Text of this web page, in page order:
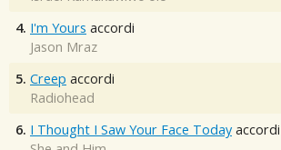
4. I'm Yours accordi
Jason Mraz
5. Creep accordi
Radiohead
6. I Thought I Saw Your Face Today accordi